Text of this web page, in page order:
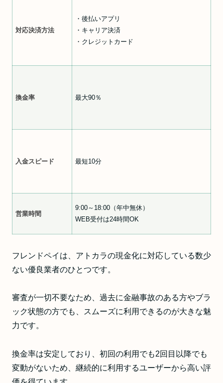
対応決済方法
・後払いアプリ
・キャリア決済
・クレジットカード
換金率 最大90％
入金スピード 最短10分
営業時間
9:00～18:00（年中無休）
WEB受付は24時間OK
フレンドペイは、アトカラの現金化に対応している数少
ない優良業者のひとつです。
審査が一切不要なため、過去に金融事故のある方やブラ
ック状態の方でも、スムーズに利用できるのが大きな魅
力です。
換金率は安定しており、初回の利用でも2回目以降でも
変動がないため、継続的に利用するユーザーから高い評